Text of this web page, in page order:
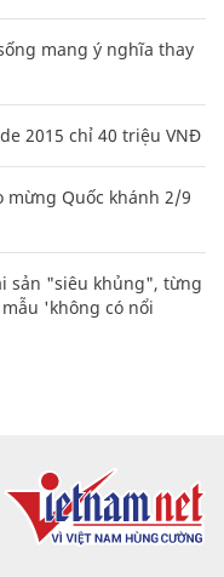
mang ý nghĩa thay
2015 chỉ 40 triệu VNĐ
mừng Quốc khánh 2/9
sản "siêu khủng", từng
'không có nổi